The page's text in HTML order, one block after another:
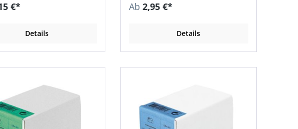
€*
Details
Ab 2,95 €*
Details